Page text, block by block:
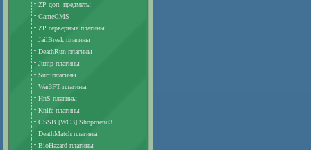
ZP доп. предметы
GameCMS
ZP серверные плагины
JailBreak плагины
DeathRun плагины
Jump плагины
Surf плагины
War3FT плагины
HnS плагины
Knife плагины
CSSB [WC3] Shopmenu3
DeathMatch плагины
BioHazard плагины